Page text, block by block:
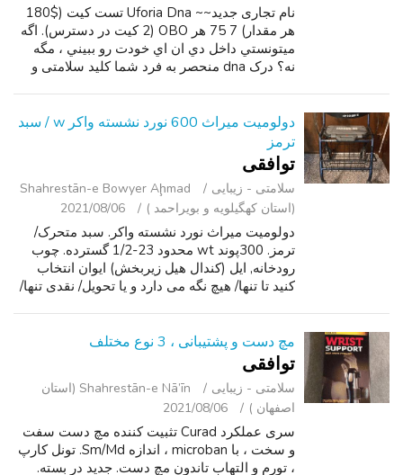
نام تجاری جدید~~ Uforia Dna تست کیت ($180
هر مقدار) 7 75 هر OBO (2 کیت در دسترس). اگه
ميتونستي داخل دي ان اي خودت رو ببيني ، مگه
نه؟ درک dna منحصر به فرد شما کلید سلامتی و
دولومیت میراث 600 نورد نشسته واکر w / سبد
ترمز
توافقی
سلامتی - زیبایی
Shahrestān-e Bowyer Aḩmad
(استان کهگیلویه و بویراحمد )
2021/08/06
دولومیت میراث نورد نشسته واکر. سبد متحرک/
ترمز. 300پوند wt محدود 23-1/2 گسترده. چوب
رودخانه, ایل (کندال هیل زیربخش) ایوان انتخاب
کنید تا تنها/ هیچ نگه می دارد و یا تحویل/ نقدی تنها/
مچ دست و پشتیبانی ، 3 نوع مختلف
توافقی
سلامتی - زیبایی
Shahrestān-e Nā’īn (استان
اصفهان )
2021/08/06
سری عملکرد Curad تثبیت کننده مچ دست سفت
و سخت ، با microban ، اندازه Sm/Md. تونل کارپ
، تورم و التهاب تاندون مچ دست. جدید در بسته.